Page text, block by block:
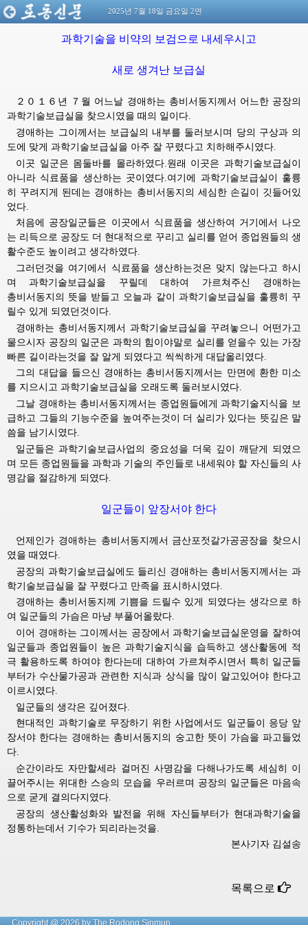
2025년 7월 18일 금요일 2면
과학기술을 비약의 보검으로 내세우시고
새로 생겨난 보급실
２０１６년 ７월 어느날 경애하는 총비서동지께서 어느한 공장의
과학기술보급실을 찾으시였을 때의 일이다.
경애하는 그이께서는 보급실의 내부를 둘러보시며 당의 구상과 의
도에 맞게 과학기술보급실을 아주 잘 꾸렸다고 치하해주시였다.
이곳 일군은 몸둘바를 몰라하였다.원래 이곳은 과학기술보급실이
아니라 식료품을 생산하는 곳이였다.여기에 과학기술보급실이 훌륭
히 꾸려지게 된데는 경애하는 총비서동지의 세심한 손길이 깃들어있
었다.
처음에 공장일군들은 이곳에서 식료품을 생산하여 거기에서 나오
는 리득으로 공장도 더 현대적으로 꾸리고 실리를 얻어 종업원들의 생
활수준도 높이려고 생각하였다.
그러던것을 여기에서 식료품을 생산하는것은 맞지 않는다고 하시
며 과학기술보급실을 꾸릴데 대하여 가르쳐주신 경애하는
총비서동지의
뜻을 받들고 오늘과 같이 과학기술보급실을 훌륭히 꾸
릴수 있게 되였던것이다.
경애하는 총비서동지께서 과학기술보급실을 꾸려놓으니 어떤가고
물으시자 공장의 일군은 과학의 힘이야말로 실리를 얻을수 있는 가장
빠른 길이라는것을 잘 알게 되였다고 씩씩하게 대답올리였다.
그의 대답을 들으신 경애하는 총비서동지께서는 만면에 환한 미소
를 지으시고 과학기술보급실을 오래도록 둘러보시였다.
그날 경애하는 총비서동지께서는 종업원들에게 과학기술지식을 보
급하고 그들의 기능수준을 높여주는것이 더 실리가 있다는 뜻깊은 말
씀을 남기시였다.
일군들은 과학기술보급사업의 중요성을 더욱 깊이 깨닫게 되였으
며 모든 종업원들을 과학과 기술의 주인들로 내세워야 할 자신들의 사
명감을 절감하게 되였다.
일군들이 앞장서야 한다
언제인가 경애하는 총비서동지께서 금산포젓갈가공공장을 찾으시
였을 때였다.
공장의 과학기술보급실에도 들리신 경애하는 총비서동지께서는 과
학기술보급실을 잘 꾸렸다고 만족을 표시하시였다.
경애하는 총비서동지께
기쁨을 드릴수 있게 되였다는 생각으로 하
여 일군들의 가슴은 마냥 부풀어올랐다.
이어 경애하는 그이께서는 공장에서 과학기술보급실운영을 잘하여
일군들과 종업원들이 높은 과학기술지식을 습득하고 생산활동에 적
극 활용하도록 하여야 한다는데 대하여 가르쳐주시면서 특히 일군들
부터가 수산물가공과 관련한 지식과 상식을 많이 알고있어야 한다고
이르시였다.
일군들의 생각은 깊어졌다.
현대적인 과학기술로 무장하기 위한 사업에서도 일군들이 응당 앞
장서야 한다는 경애하는 총비서동지의
숭고한 뜻이 가슴을 파고들었
다.
순간이라도 자만할세라 걸머진 사명감을 다해나가도록 세심히 이
끌어주시는 위대한 스승의 모습을 우러르며 공장의 일군들은 마음속
으로 굳게 결의다지였다.
공장의 생산활성화와 발전을 위해 자신들부터가 현대과학기술을
정통하는데서 기수가 되리라는것을.
본사기자 김설송
목록으로
Copyright @ 2026 by The Rodong Sinmun.